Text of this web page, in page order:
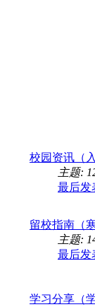
校园资讯（
主题:
最后发
留校指南（
主题:
最后发
学习分享（